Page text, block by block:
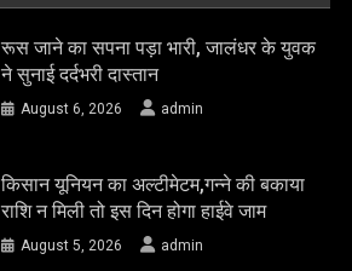
रूस जाने का सपना पड़ा भारी, जालंधर के युवक
ने सुनाई दर्दभरी दास्तान
August 6, 2026 admin
किसान यूनियन का अल्टीमेटम,गन्ने की बकाया
राशि न मिली तो इस दिन होगा हाईवे जाम
August 5, 2026 admin